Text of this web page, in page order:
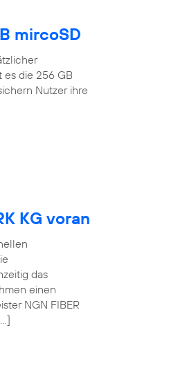
mircoSD
es die 256 GB
Nutzer ihre
KG voran
das
einen
NGN FIBER